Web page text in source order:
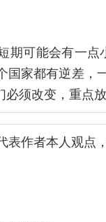
期可能会有一点
国家都有逆差，
须改变，重点
表作者本人观点